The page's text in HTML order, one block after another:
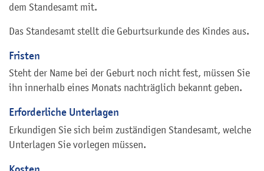
dem Standesamt mit.
Das Standesamt stellt die Geburtsurkunde des Kindes aus.
Fristen
Steht der Name bei der Geburt noch nicht fest, müssen Sie
ihn innerhalb eines Monats nachträglich bekannt geben.
Erforderliche Unterlagen
Erkundigen Sie sich beim zuständigen Standesamt, welche
Unterlagen Sie vorlegen müssen.